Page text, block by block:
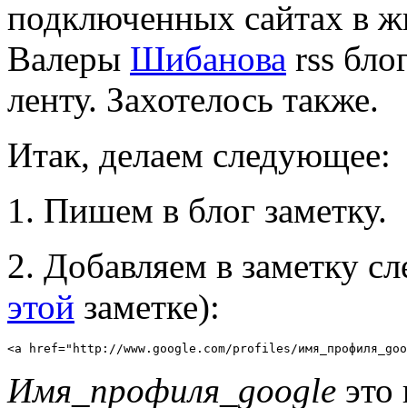
подключенных сайтах в
Валеры Шибанова rss
ленту. Захотелось также.
Итак, делаем следующее:
1. Пишем в блог заметку.
2. Добавляем в заметку
этой заметке):
<a href="http://www.google.com/profiles/
Имя_профиля_google это